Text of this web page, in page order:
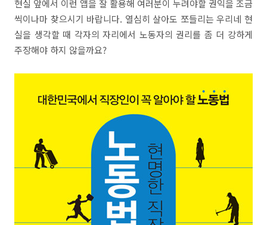
현실 앞에서 이런 앱을 잘 활용해 여러분이 누려야할 권익을 조금
씩이나마 찾으시기 바랍니다. 열심히 살아도 쪼들리는 우리네 현
실을 생각할 때 각자의 자리에서 노동자의 권리를 좀 더 강하게
주장해야 하지 않을까요?